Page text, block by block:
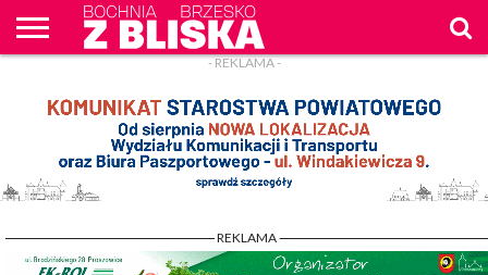
WPROST
REKLAM
- REKLAMA -
- REKLAMA -